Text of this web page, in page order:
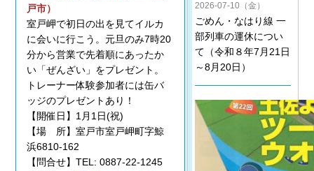
戸市）
室戸岬で初日の出を見てイルカ
に会いに行こう。元旦のみ7時20
分から営業で先着順にあったか
い「ぜんざい」をプレゼント。
トレーナー体験参加者には缶バ
ッジのプレゼントあり！
【開催日】1月1日(祝)
【場 所】室戸市室戸岬町字鯨
浜6810-162
【問合せ】TEL: 0887-22-1245
2026-07-10（金）
ごめん・なはり線 一
部列車の運休につい
て（令和８年7月21日
～8月20日）